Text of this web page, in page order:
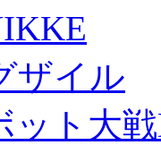
ザイル
ット大